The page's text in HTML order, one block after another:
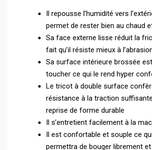
Il repousse l’humidité vers
permet de rester bien au chaud
Sa face externe lisse réduit la
fait qu’il résiste mieux à
Sa surface intérieure brossée
toucher ce qui le rend hyper
Le tricot à double surface
résistance à la traction
reprise de forme durable
Il s’entretient facilement à la
Il est confortable et souple ce
permettra de bouger librement